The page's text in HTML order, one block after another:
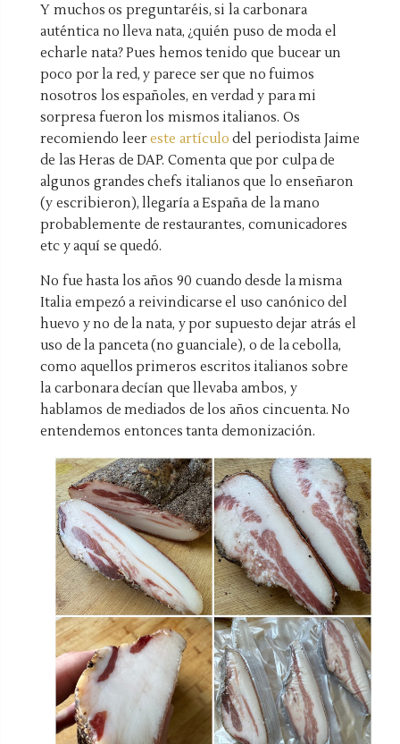
Y muchos os preguntaréis, si la carbonara
auténtica no lleva nata, ¿quién puso de moda el
echarle nata? Pues hemos tenido que bucear un
poco por la red, y parece ser que no fuimos
nosotros los españoles, en verdad y para mi
sorpresa fueron los mismos italianos. Os
recomiendo leereste artículo del periodista Jaime
de las Heras de DAP. Comenta que por culpa de
algunos grandes chefs italianos que lo enseñaron
(y escribieron), llegaría a España de la mano
probablemente de restaurantes, comunicadores
etc y aquí se quedó.
No fue hasta los años 90 cuando desde la misma
Italia empezó a reivindicarse el uso canónico del
huevo y no de la nata, y por supuesto dejar atrás el
uso de la panceta (no guanciale), o de la cebolla,
como aquellos primeros escritos italianos sobre
la carbonara decían que llevaba ambos, y
hablamos de mediados de los años cincuenta. No
entendemos entonces tanta demonización.